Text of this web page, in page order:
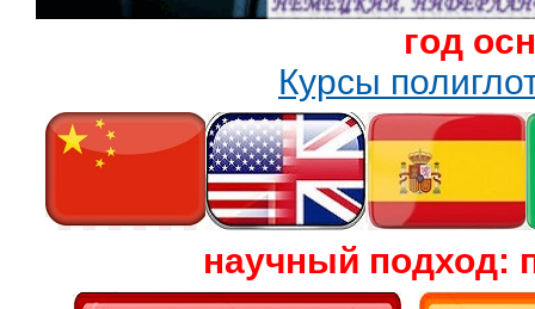
год
Курсы
научный подход: